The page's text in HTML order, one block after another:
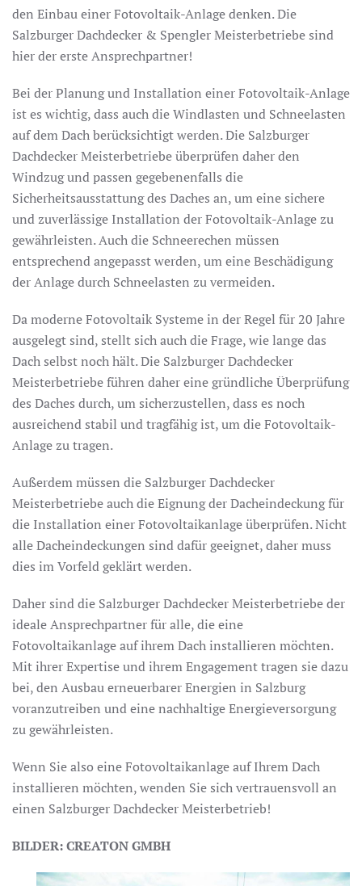
den Einbau einer Fotovoltaik-Anlage denken. Die
Salzburger Dachdecker & Spengler Meisterbetriebe sind
hier der erste Ansprechpartner!
Bei der Planung und Installation einer Fotovoltaik-Anlage
ist es wichtig, dass auch die Windlasten und Schneelasten
auf dem Dach berücksichtigt werden. Die Salzburger
Dachdecker Meisterbetriebe überprüfen daher den
Windzug und passen gegebenenfalls die
Sicherheitsausstattung des Daches an, um eine sichere
und zuverlässige Installation der Fotovoltaik-Anlage zu
gewährleisten. Auch die Schneerechen müssen
entsprechend angepasst werden, um eine Beschädigung
der Anlage durch Schneelasten zu vermeiden.
Da moderne Fotovoltaik Systeme in der Regel für 20 Jahre
ausgelegt sind, stellt sich auch die Frage, wie lange das
Dach selbst noch hält. Die Salzburger Dachdecker
Meisterbetriebe führen daher eine gründliche Überprüfung
des Daches durch, um sicherzustellen, dass es noch
ausreichend stabil und tragfähig ist, um die Fotovoltaik-
Anlage zu tragen.
Außerdem müssen die Salzburger Dachdecker
Meisterbetriebe auch die Eignung der Dacheindeckung für
die Installation einer Fotovoltaikanlage überprüfen. Nicht
alle Dacheindeckungen sind dafür geeignet, daher muss
dies im Vorfeld geklärt werden.
Daher sind die Salzburger Dachdecker Meisterbetriebe der
ideale Ansprechpartner für alle, die eine
Fotovoltaikanlage auf ihrem Dach installieren möchten.
Mit ihrer Expertise und ihrem Engagement tragen sie dazu
bei, den Ausbau erneuerbarer Energien in Salzburg
voranzutreiben und eine nachhaltige Energieversorgung
zu gewährleisten.
Wenn Sie also eine Fotovoltaikanlage auf Ihrem Dach
installieren möchten, wenden Sie sich vertrauensvoll an
einen Salzburger Dachdecker Meisterbetrieb!
BILDER: CREATON GMBH